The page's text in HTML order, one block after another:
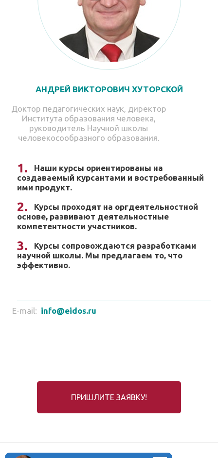
АНДРЕЙ ВИКТОРОВИЧ ХУТОРСКОЙ
Доктор педагогических наук, директор
Института образования человека,
руководитель Научной школы
человекосообразного образования.
Наши курсы ориентированы на
создаваемый курсантами и востребованный
ими продукт.
Курсы проходят на оргдеятельностной
основе, развивают деятельностные
компетентности участников.
Курсы сопровождаются разработками
научной школы. Мы предлагаем то, что
эффективно.
E-mail: info@eidos.ru
ПРИШЛИТЕ ЗАЯВКУ!